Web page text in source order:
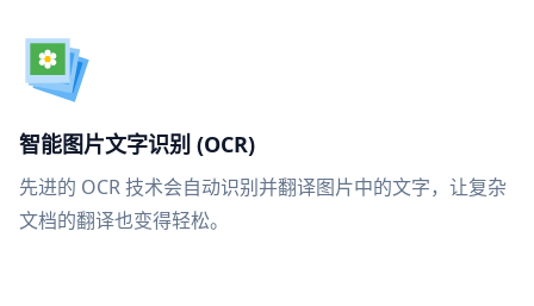
智能图片文字识别 (OCR)
先进的 OCR 技术会自动识别并翻译图片中的文字，让复杂
文档的翻译也变得轻松。